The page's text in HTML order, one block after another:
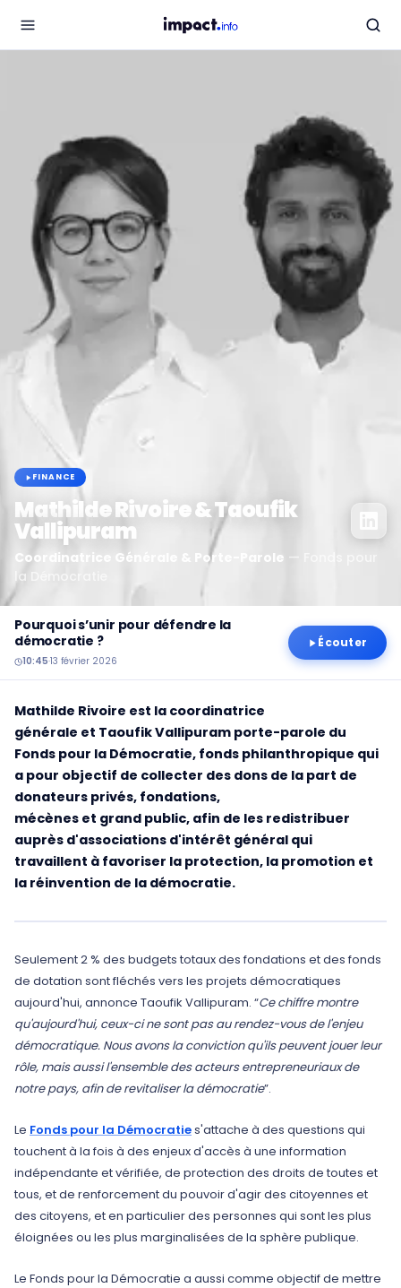
FINANCE
Mathilde Rivoire & Taoufik
Vallipuram
Coordinatrice Générale & Porte-Parole —
la Démocratie
Pourquoi s’unir pour défendre la
démocratie ?
10:45·13 février 2026
Écouter
Mathilde Rivoire est la coordinatrice
générale et Taoufik Vallipuram porte-parole du
Fonds pour la Démocratie, fonds philanthropique qui
a pour objectif de collecter des dons de la part de
donateurs privés, fondations,
mécènes et grand public, afin de les redistribuer
auprès d'associations d'intérêt général qui
travaillent à favoriser la protection, la promotion et
la réinvention de la démocratie.
Seulement 2 % des budgets totaux des fondations et des fonds
de dotation sont fléchés vers les projets démocratiques
aujourd'hui, annonce Taoufik Vallipuram. “Ce chiffre montre
qu'aujourd'hui, ceux-ci ne sont pas au rendez-vous de l'enjeu
démocratique. Nous avons la conviction qu'ils peuvent jouer leur
rôle, mais aussi l'ensemble des acteurs entrepreneuriaux de
notre pays, afin de revitaliser la démocratie”.
Le Fonds pour la Démocraties'attache à des questions qui
touchent à la fois à des enjeux d'accès à une information
indépendante et vérifiée, de protection des droits de toutes et
tous, et de renforcement du pouvoir d'agir des citoyennes et
des citoyens, et en particulier des personnes qui sont les plus
éloignées ou les plus marginalisées de la sphère publique.
Le Fonds pour la Démocratie a aussi comme objectif de mettre